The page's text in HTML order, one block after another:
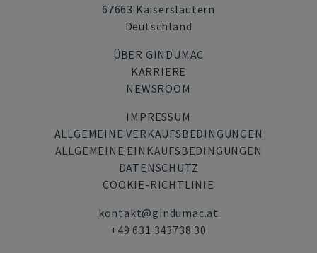
67663 Kaiserslautern
Deutschland
ÜBER GINDUMAC
KARRIERE
NEWSROOM
IMPRESSUM
ALLGEMEINE VERKAUFSBEDINGUNGEN
ALLGEMEINE EINKAUFSBEDINGUNGEN
DATENSCHUTZ
COOKIE-RICHTLINIE
kontakt@gindumac.at
+49 631 343738 30